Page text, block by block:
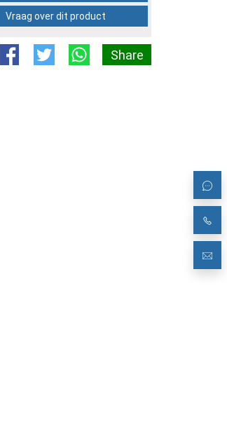
Vraag over dit product
Share